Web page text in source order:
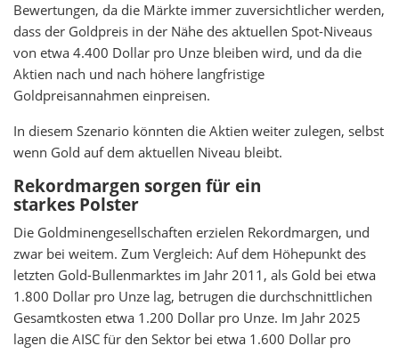
Bewertungen, da die Märkte immer zuversichtlicher werden,
dass der Goldpreis in der Nähe des aktuellen Spot-Niveaus
von etwa 4.400 Dollar pro Unze bleiben wird, und da die
Aktien nach und nach höhere langfristige
Goldpreisannahmen einpreisen.
In diesem Szenario könnten die Aktien weiter zulegen, selbst
wenn Gold auf dem aktuellen Niveau bleibt.
Rekordmargen sorgen für ein
starkes Polster
Die Goldminengesellschaften erzielen Rekordmargen, und
zwar bei weitem. Zum Vergleich: Auf dem Höhepunkt des
letzten Gold-Bullenmarktes im Jahr 2011, als Gold bei etwa
1.800 Dollar pro Unze lag, betrugen die durchschnittlichen
Gesamtkosten etwa 1.200 Dollar pro Unze. Im Jahr 2025
lagen die AISC für den Sektor bei etwa 1.600 Dollar pro